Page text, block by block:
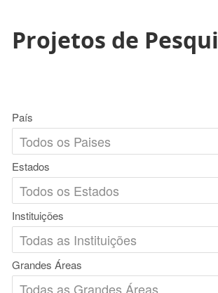
Projetos de
País
Estados
Instituições
Grandes Áreas